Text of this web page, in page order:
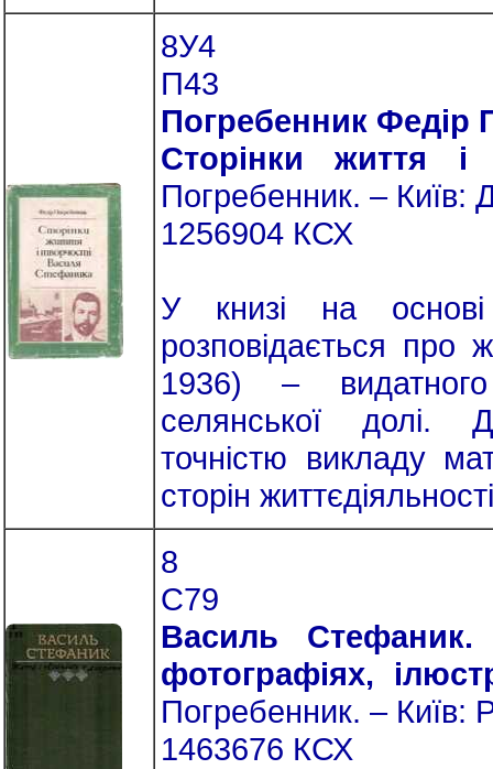
8У4
П43
Погребенник Федір
Сторінки життя і
Погребенник. – Київ:
1256904 КСХ
У книзі на основі
розповідається про
1936) – видатного
селянської долі.
точністю викладу
сторін
8
С79
Василь Стефаник.
фотографіях,
Погребенник. – Київ:
1463676 КСХ